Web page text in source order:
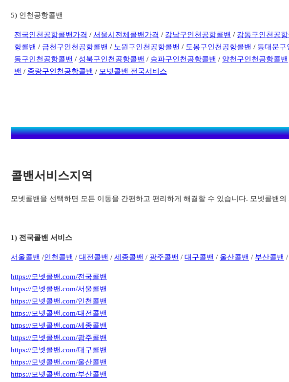
5) 인천공항콜밴
전국인천공항콜밴가격 /서울시전체콜밴가격 / 강남구인천공항콜밴 / 강동구인천공항
항콜밴 / 금천구인천공항콜밴 / 노원구인천공항콜밴 / 도봉구인천공항콜밴 / 동대문구
동구인천공항콜밴 / 성북구인천공항콜밴 / 송파구인천공항콜밴 / 양천구인천공항콜밴
밴 / 중랑구인천공항콜밴 / 모넷콜밴 전국서비스
콜밴서비스지역​
모넷콜밴을 선택하면 모든 이동을 간편하고 편리하게 해결할 수 있습니다. 모넷콜밴
1) 전국콜밴 서비스
서 울콜밴 /인천콜밴 /대전콜밴 /세종콜밴 / 광주콜밴 /대구콜밴 / 울산콜밴 / 부산콜밴 /
https://모넷콜밴.com/전국콜밴
https://모넷콜밴.com/서울콜밴
https://모넷콜밴.com/인천콜밴
https://모넷콜밴.com/대전콜밴
https://모넷콜밴.com/세종콜밴
https://모넷콜밴.com/광주콜밴
https://모넷콜밴.com/대구콜밴
https://모넷콜밴.com/울산콜밴
https://모넷콜밴.com/부산콜밴